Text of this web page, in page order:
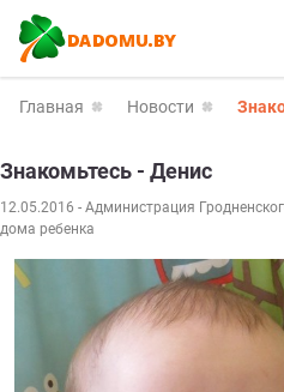
Главная Новости
Знакомьтесь - Денис
12.05.2016 - Администрация
дома ребенка